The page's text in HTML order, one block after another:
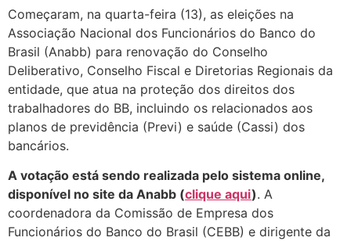
Começaram, na quarta-feira (13), as eleições na
Associação Nacional dos Funcionários do Banco do
Brasil (Anabb) para renovação do Conselho
Deliberativo, Conselho Fiscal e Diretorias Regionais da
entidade, que atua na proteção dos direitos dos
trabalhadores do BB, incluindo os relacionados aos
planos de previdência (Previ) e saúde (Cassi) dos
bancários.
A votação está sendo realizada pelo sistema online,
disponível no site da Anabb (clique aqui). A
coordenadora da Comissão de Empresa dos
Funcionários do Banco do Brasil (CEBB) e dirigente da